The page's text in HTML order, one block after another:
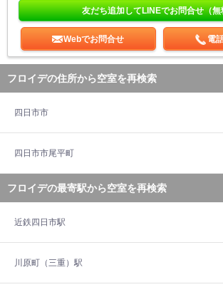
友だち追加してLINEでお問合せ（無
Webでお問合せ 電
フロイデの住所から空室を再検索
四日市市
四日市市尾平町
フロイデの最寄駅から空室を再検索
近鉄四日市駅
川原町（三重）駅